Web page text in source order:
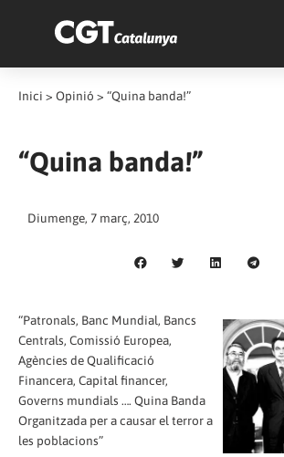
Inici > Opinió > “Quina banda!”
“Quina banda!”
Diumenge, 7 març, 2010
“Patronals, Banc Mundial, Bancs
Centrals, Comissió Europea,
Agències de Qualificació
Financera, Capital financer,
Governs mundials …. Quina Banda
Organitzada per a causar el terror a
les poblacions”